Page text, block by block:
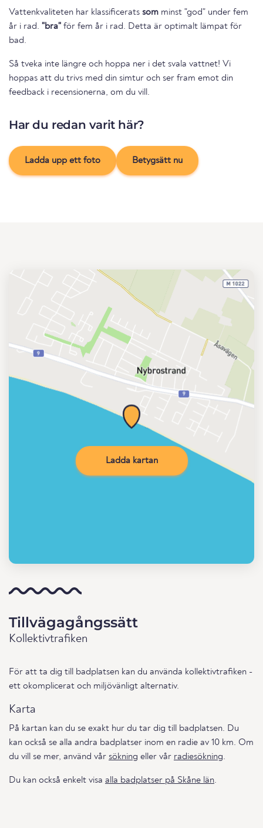
Vattenkvaliteten har klassificerats som minst "god" under fem
år i rad. "bra" för fem år i rad. Detta är optimalt lämpat för
bad.
Så tveka inte längre och hoppa ner i det svala vattnet! Vi
hoppas att du trivs med din simtur och ser fram emot din
feedback i recensionerna, om du vill.
Har du redan varit här?
Ladda upp ett foto Betygsätt nu
Ladda kartan
Tillvägagångssätt
Kollektivtrafiken
För att ta dig till badplatsen kan du använda kollektivtrafiken -
ett okomplicerat och miljövänligt alternativ.
Karta
På kartan kan du se exakt hur du tar dig till badplatsen. Du
kan också se alla andra badplatser inom en radie av 10 km. Om
du vill se mer, använd vår sökning eller vår radiesökning.
Du kan också enkelt visa alla badplatser på Skåne län.